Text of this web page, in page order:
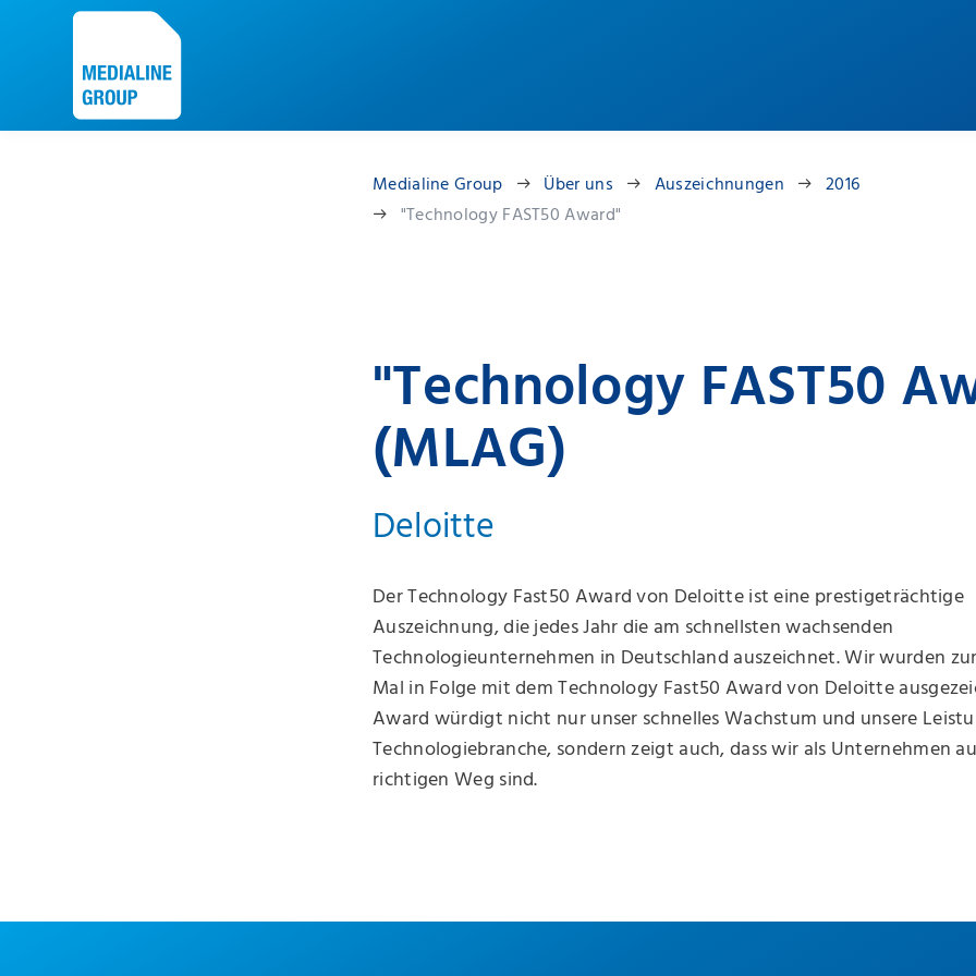
Medialine Group Über uns Auszeichnungen
2016
"Technology FAST50 Award"
"Technology FAST50
(MLAG)
Deloitte
Der Technology Fast50 Award von Deloitte ist eine prestigeträchtige
Auszeichnung, die jedes Jahr die am schnellsten wachsenden
Technologieunternehmen in Deutschland auszeichnet. Wir wurden
Mal in Folge mit dem Technology Fast50 Award von Deloitte
Award würdigt nicht nur unser schnelles Wachstum und unsere
Technologiebranche, sondern zeigt auch, dass wir als Unternehmen
richtigen Weg sind.